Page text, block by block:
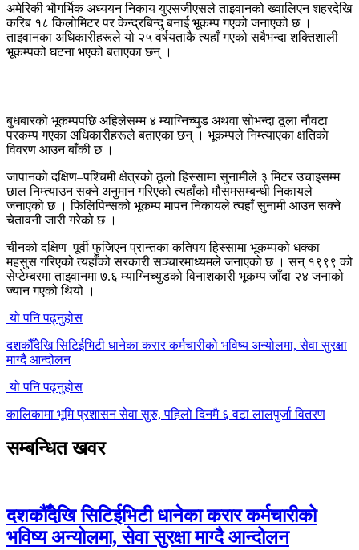
अमेरिकी भौगर्भिक अध्ययन निकाय युएसजीएसले ताइवानको ख्वालिएन शहरदेखि
करिब १८ किलोमिटर पर केन्द्रबिन्दु बनाई भूकम्प गएको जनाएको छ ।
ताइवानका अधिकारीहरूले यो २५ वर्षयताकै त्यहाँ गएको सबैभन्दा शक्तिशाली
भूकम्पको घटना भएको बताएका छन् ।
बुधबारको भूकम्पपछि अहिलेसम्म ४ म्याग्निच्युड अथवा सोभन्दा ठूला नौवटा
परकम्प गएका अधिकारीहरूले बताएका छन् । भूकम्पले निम्त्याएका क्षतिकाे
विवरण आउन बाँकी छ ।
जापानको दक्षिण–पश्चिमी क्षेत्रको ठूलो हिस्सामा सुनामीले ३ मिटर उचाइसम्म
छाल निम्त्याउन सक्ने अनुमान गरिएको त्यहाँको मौसमसम्बन्धी निकायले
जनाएको छ । फिलिपिन्सको भूकम्प मापन निकायले त्यहाँ सुनामी आउन सक्ने
चेतावनी जारी गरेको छ ।
चीनको दक्षिण–पूर्वी फुजिएन प्रान्तका कतिपय हिस्सामा भूकम्पको धक्का
महसुस गरिएको त्यहाँको सरकारी सञ्चारमाध्यमले जनाएको छ । सन् १९९९ को
सेप्टेम्बरमा ताइवानमा ७.६ म्याग्निच्युडको विनाशकारी भूकम्प जाँदा २४ जनाको
ज्यान गएको थियो ।
यो पनि पढ्नुहोस
दशकौँदेखि सिटिईभिटी धानेका करार कर्मचारीको भविष्य अन्योलमा, सेवा सुरक्षा
माग्दै आन्दोलन
यो पनि पढ्नुहोस
कालिकामा भूमि प्रशासन सेवा सुरु, पहिलो दिनमै ६ वटा लालपुर्जा वितरण
सम्बन्धित खवर
दशकौँदेखि सिटिईभिटी धानेका करार कर्मचारीको
भविष्य अन्योलमा, सेवा सुरक्षा माग्दै आन्दोलन